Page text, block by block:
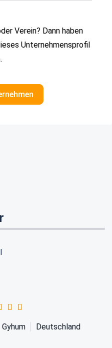
Verein? Dann haben
Unternehmensprofil
Gyhum Deutschland